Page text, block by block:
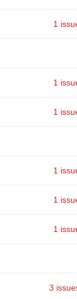
1
1
1
1
1
1
3